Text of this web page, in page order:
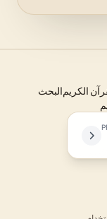
الكريمالبحث